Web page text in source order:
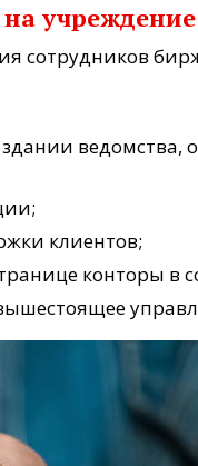
учреждение
сотрудников
здании
клиентов;
конторы в